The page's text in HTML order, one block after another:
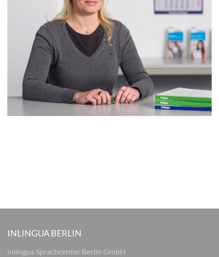
INLINGUA BERLIN
inlingua Sprachcenter Berlin GmbH